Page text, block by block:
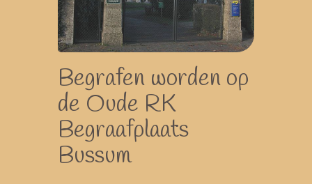
Begrafen worden op
de Oude RK
Begraafplaats
Bussum